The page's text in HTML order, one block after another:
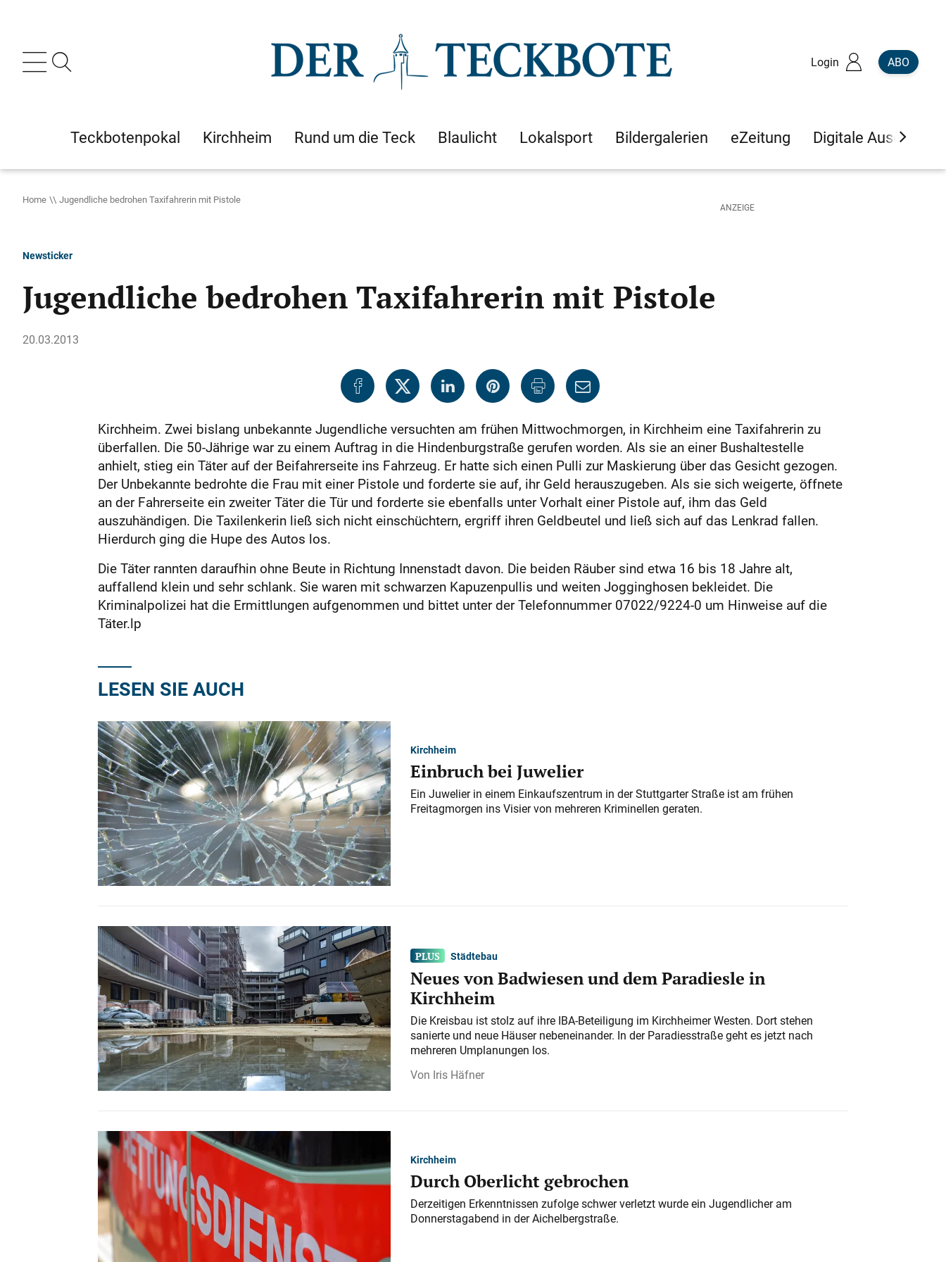
Login ABO
Teckbotenpokal Kirchheim Rund um die Teck Blaulicht Lokalsport Bildergalerien eZeitung Digitale Ausgaben
Home Jugendliche bedrohen Taxifahrerin mit Pistole
Newsticker
Jugendliche bedrohen Taxifahrerin mit Pistole
20.03.2013
Kirchheim. Zwei bislang unbekannte Jugendliche versuchten am frühen Mittwochmorgen, in Kirchheim eine Taxifahrerin zu
überfallen. Die 50-Jährige war zu einem Auftrag in die Hindenburgstraße gerufen worden. Als sie an einer Bushaltestelle
anhielt, stieg ein Täter auf der Beifahrerseite ins Fahrzeug. Er hatte sich einen Pulli zur Maskierung über das Gesicht gezogen.
Der Unbekannte bedrohte die Frau mit einer Pistole und forderte sie auf, ihr Geld herauszugeben. Als sie sich weigerte, öffnete
an der Fahrerseite ein zweiter Täter die Tür und forderte sie ebenfalls unter Vorhalt einer Pistole auf, ihm das Geld
auszuhändigen. Die Taxilenkerin ließ sich nicht einschüchtern, ergriff ihren Geldbeutel und ließ sich auf das Lenkrad fallen.
Hierdurch ging die Hupe des Autos los.
Die Täter rannten daraufhin ohne Beute in Richtung Innenstadt davon. Die beiden Räuber sind etwa 16 bis 18 Jahre alt,
auffallend klein und sehr schlank. Sie waren mit schwarzen Kapuzenpullis und weiten Jogginghosen bekleidet. Die
Kriminalpolizei hat die Ermittlungen aufgenommen und bittet unter der Telefonnummer 07022/9224-0 um Hinweise auf die
Täter.lp
LESEN SIE AUCH
Kirchheim
Einbruch bei Juwelier
Ein Juwelier in einem Einkaufszentrum in der Stuttgarter Straße ist am frühen
Freitagmorgen ins Visier von mehreren Kriminellen geraten.
Städtebau
Neues von Badwiesen und dem Paradiesle in
Kirchheim
Die Kreisbau ist stolz auf ihre IBA-Beteiligung im Kirchheimer Westen. Dort stehen
sanierte und neue Häuser nebeneinander. In der Paradiesstraße geht es jetzt nach
mehreren Umplanungen los.
Iris Häfner
Kirchheim
Durch Oberlicht gebrochen
Derzeitigen Erkenntnissen zufolge schwer verletzt wurde ein Jugendlicher am
Donnerstagabend in der Aichelbergstraße.